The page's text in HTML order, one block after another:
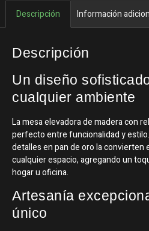
Descripción Información
Descripción
Un diseño
cualquier ambiente
La mesa elevadora de madera con
perfecto entre funcionalidad y
detalles en pan de oro la convierten
cualquier espacio, agregando un
hogar u oficina.
Artesanía
único